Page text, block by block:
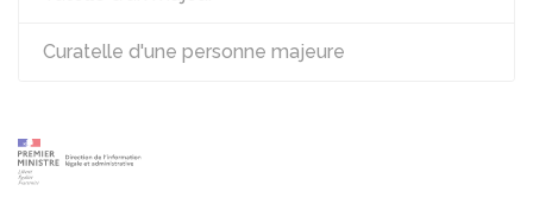
Curatelle d'une personne majeure